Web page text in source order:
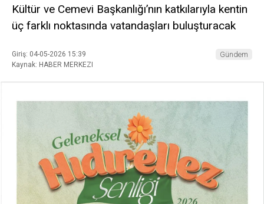
Kültür ve Cemevi Başkanlığı’nın katkılarıyla kentin
üç farklı noktasında vatandaşları buluşturacak
Giriş: 04-05-2026 15:39
Kaynak: HABER MERKEZI
Gündem